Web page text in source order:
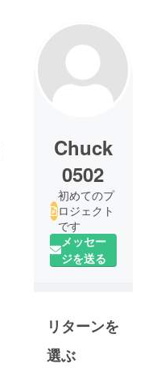
Chuck
0502
初めてのプ
ロジェクト
です
メッセー
ジを送る
リターンを
選ぶ